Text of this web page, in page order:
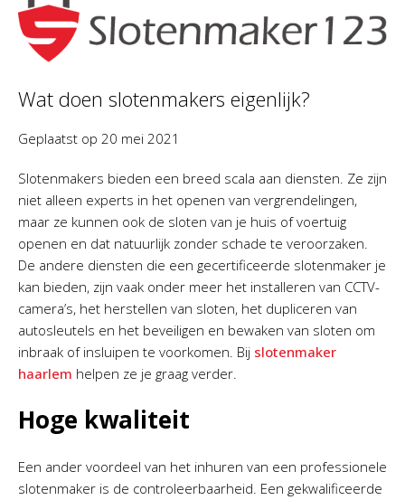
Wat doen slotenmakers eigenlijk?
Geplaatst op 20 mei 2021
Slotenmakers bieden een breed scala aan diensten. Ze zijn
niet alleen experts in het openen van vergrendelingen,
maar ze kunnen ook de sloten van je huis of voertuig
openen en dat natuurlijk zonder schade te veroorzaken.
De andere diensten die een gecertificeerde slotenmaker je
kan bieden, zijn vaak onder meer het installeren van CCTV-
camera’s, het herstellen van sloten, het dupliceren van
autosleutels en het beveiligen en bewaken van sloten om
inbraak of insluipen te voorkomen. Bij slotenmaker
haarlem helpen ze je graag verder.
Hoge kwaliteit
Een ander voordeel van het inhuren van een professionele
slotenmaker is de controleerbaarheid. Een gekwalificeerde